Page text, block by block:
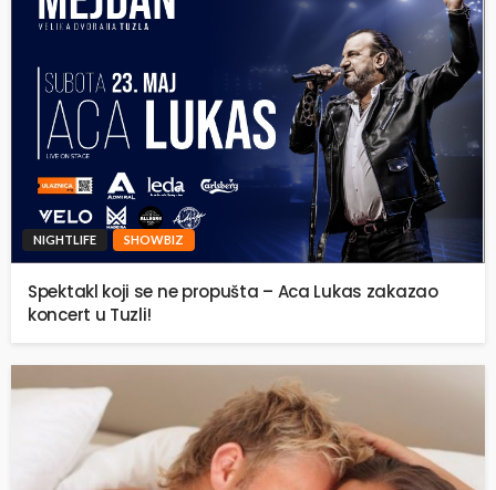
NIGHTLIFE SHOWBIZ
Spektakl koji se ne propušta – Aca Lukas zakazao
koncert u Tuzli!